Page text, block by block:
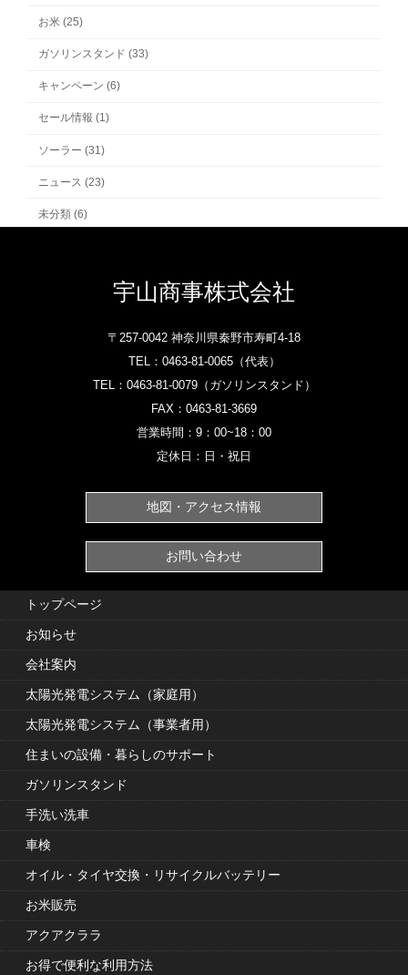
お米 (25)
ガソリンスタンド (33)
キャンペーン (6)
セール情報 (1)
ソーラー (31)
ニュース (23)
未分類 (6)
宇山商事株式会社
〒257-0042 神奈川県秦野市寿町4-18
TEL： 0463-81-0065‎（代表）
TEL： 0463-81-0079（ガソリンスタンド）‎
FAX：0463-81-3669
営業時間：9：00~18：00
定休日：日・祝日
地図・アクセス情報
お問い合わせ
トップページ
お知らせ
会社案内
太陽光発電システム（家庭用）
太陽光発電システム（事業者用）
住まいの設備・暮らしのサポート
ガソリンスタンド
手洗い洗車
車検
オイル・タイヤ交換・リサイクルバッテリー
お米販売
アクアクララ
お得で便利な利用方法